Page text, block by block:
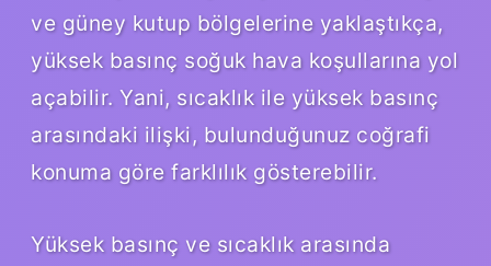
ve güney kutup bölgelerine yaklaştıkça,
yüksek basınç soğuk hava koşullarına yol
açabilir. Yani, sıcaklık ile yüksek basınç
arasındaki ilişki, bulunduğunuz coğrafi
konuma göre farklılık gösterebilir.
Yüksek basınç ve sıcaklık arasında